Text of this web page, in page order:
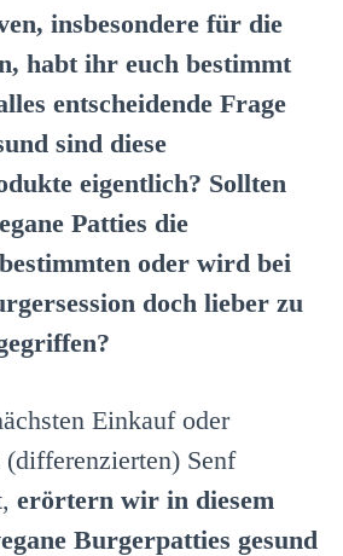
insbesondere für die
habt ihr euch bestimmt
entscheidende Frage
sind diese
eigentlich? Sollten
Patties die
oder wird bei
doch lieber zu
Einkauf oder
Senf
erörtern wir in diesem
Burgerpatties gesund